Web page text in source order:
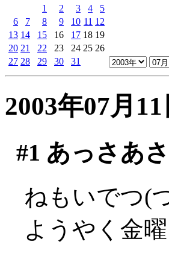
1
2 3 4
5
6
7 8 9 10 11 12
13 14 15 16 17 18 19
20 21 22 23 24 25 26
27 28 29 30 31
2003年07月
#1 あっさあ
ねもいでつ(
ようやく金